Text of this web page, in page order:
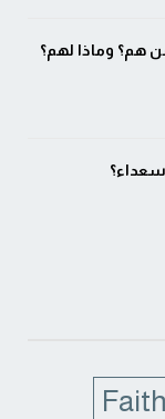
هم؟ وماذا لهم؟
Faith